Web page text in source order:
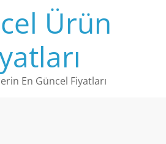
Ürün
En Güncel Fiyatları